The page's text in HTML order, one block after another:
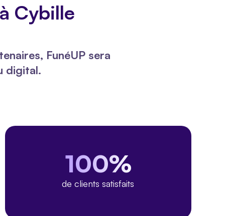
à Cybille
FunéUP sera
digital.
100%
de clients satisfaits